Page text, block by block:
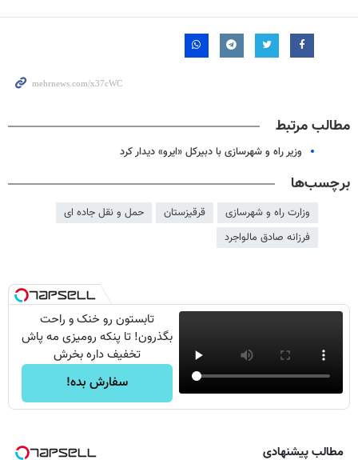
مطالب مرتبط
وزیر راه و شهرسازی با دبیرکل «ایرو» دیدار کرد
برچسب‌ها
وزارت راه و شهرسازی قرقیزستان
حمل و نقل جاده ای
فرزانه صادق مالواجرد
تابستون رو خنک و راحت
بگذرون! تا پنکه رومیزی مه پاش
تخفیف داره بخرش
سفارش بده!
مطالب پیشنهادی